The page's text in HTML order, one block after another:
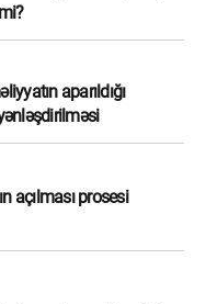
aparıldığı
açılması prosesi